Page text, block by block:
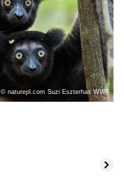
© naturepl.com Suzi Eszterhas WWF